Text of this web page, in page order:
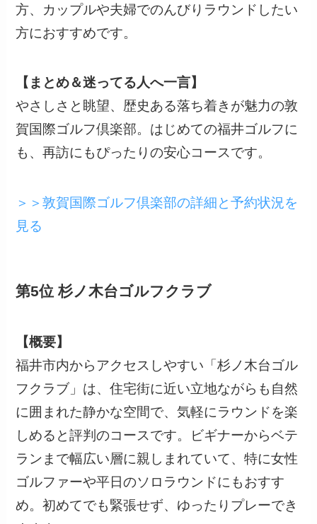
方、カップルや夫婦でのんびりラウンドしたい
方におすすめです。
【まとめ＆迷ってる人へ一言】
やさしさと眺望、歴史ある落ち着きが魅力の敦
賀国際ゴルフ倶楽部。はじめての福井ゴルフに
も、再訪にもぴったりの安心コースです。
＞＞敦賀国際ゴルフ倶楽部の詳細と予約状況を
見る
第5位 杉ノ木台ゴルフクラブ
【概要】
福井市内からアクセスしやすい「杉ノ木台ゴル
フクラブ」は、住宅街に近い立地ながらも自然
に囲まれた静かな空間で、気軽にラウンドを楽
しめると評判のコースです。ビギナーからベテ
ランまで幅広い層に親しまれていて、特に女性
ゴルファーや平日のソロラウンドにもおすす
め。初めてでも緊張せず、ゆったりプレーでき